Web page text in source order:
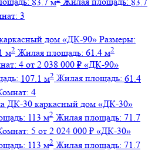
3
дом «ДК-90» Размеры:
м2 Жилая площадь: 61.4 м2
4 от 2 038 000 ₽ «ДК-90»
107.1 м2 Жилая площадь: 61.4
4
каркасный дом «ДК-30»
113 м2 Жилая площадь: 71.7
5 от 2 024 000 ₽ «ДК-30»
113 м2 Жилая площадь: 71.7